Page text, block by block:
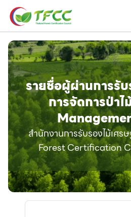
รายชื่อผู้ผ่านการรั
การจัดการป่า
สำนักงานการรับรองไม้เศ
Forest Certification